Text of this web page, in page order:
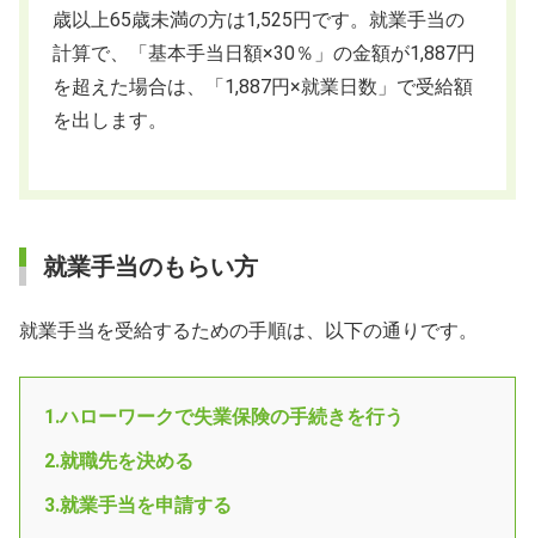
歳以上65歳未満の方は1,525円です。就業手当の
計算で、「基本手当日額×30％」の金額が1,887円
を超えた場合は、「1,887円×就業日数」で受給額
を出します。
就業手当のもらい方
就業手当を受給するための手順は、以下の通りです。
1.ハローワークで失業保険の手続きを行う
2.就職先を決める
3.就業手当を申請する